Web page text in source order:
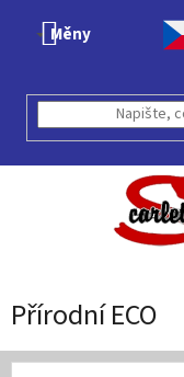
Měny
Přírodní ECO